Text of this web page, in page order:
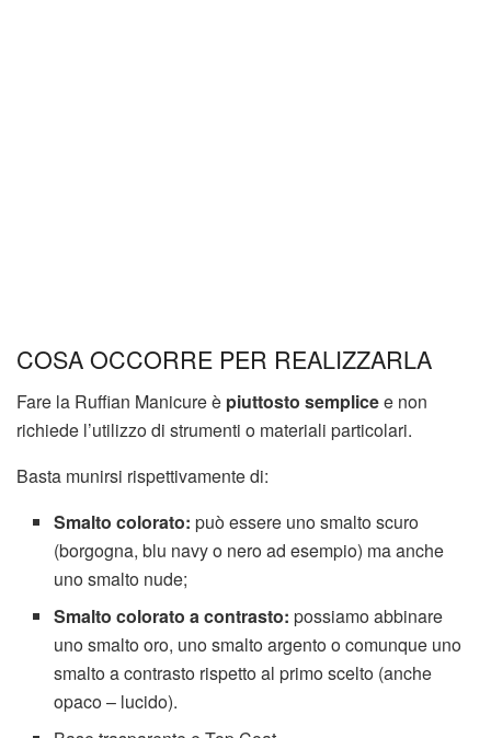
COSA OCCORRE PER REALIZZARLA
Fare la Ruffian Manicure è piuttosto semplicee non
richiede l’utilizzo di strumenti o materiali particolari.
Basta munirsi rispettivamente di:
Smalto colorato:può essere uno smalto scuro
(borgogna, blu navy o nero ad esempio) ma anche
uno smalto nude;
Smalto colorato a contrasto:possiamo abbinare
uno smalto oro, uno smalto argento o comunque uno
smalto a contrasto rispetto al primo scelto (anche
opaco – lucido).